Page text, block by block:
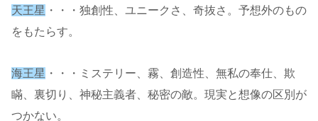
天王星 ・・・独創性、ユニークさ、奇抜さ。予想外のもの
をもたらす。
海王星 ・・・ミステリー、霧、創造性、無私の奉仕、欺
瞞、裏切り、神秘主義者、秘密の敵。現実と想像の区別が
つかない。